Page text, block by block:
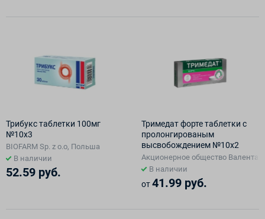
Трибукс таблетки 100мг
№10х3
BIOFARM Sp. z o.o, Польша
В наличии
52.59 руб.
Тримедат форте таблетки с
пролонгированым
высвобождением №10х2
Акционерное общество Валента
В наличии
от41.99 руб.